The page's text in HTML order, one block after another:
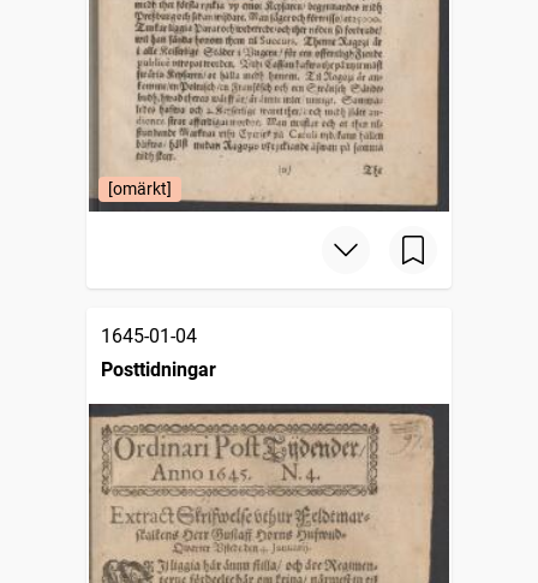
[omärkt]
1645-01-04
Posttidningar